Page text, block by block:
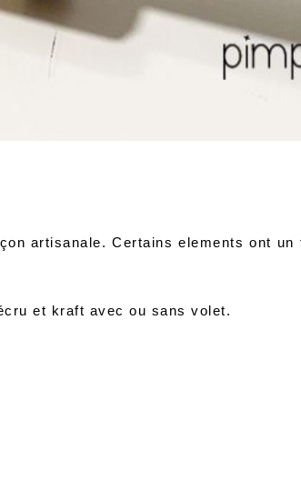
artisanale. Certains elements ont un
et kraft avec ou sans volet.